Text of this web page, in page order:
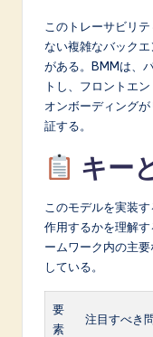
このトレーサビリ
ない複雑なバック
がある。BMMは、
トし、フロントエ
オンボーディング
証する。
キー
このモデルを実装
作用するかを理解
ームワーク内の主
している。
要
素
注目すべき